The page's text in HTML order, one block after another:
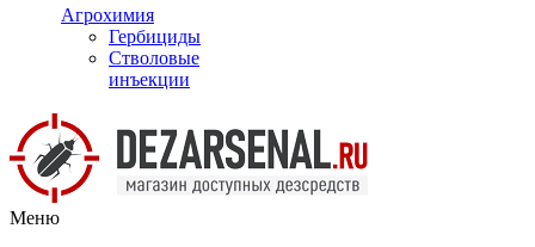
Агрохимия
Гербициды
Стволовые
инъекции
Меню